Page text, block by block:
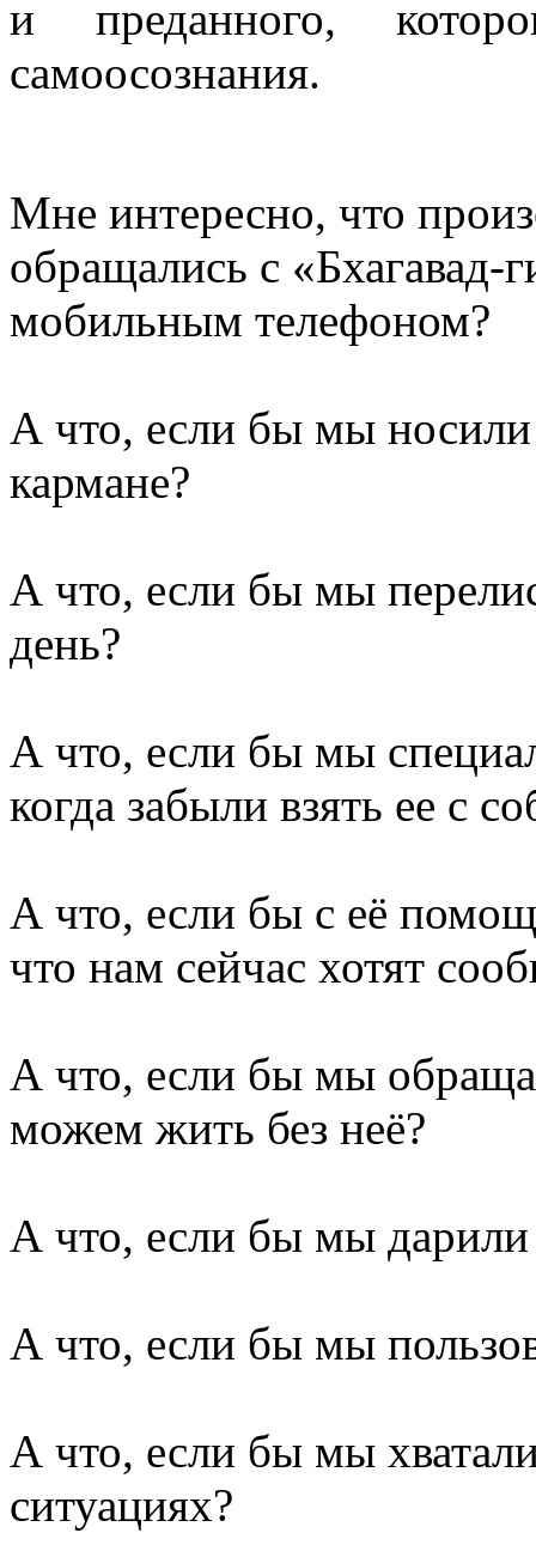
и преданного,
самоосознания.
Мне интересно, что
обращались с «Бхагавад-
мобильным телефоном?
А что, если бы мы носили
кармане?
А что, если бы мы
день?
А что, если бы мы
когда забыли взять ее с
А что, если бы с её
что нам сейчас хотят
А что, если бы мы
можем жить без неё?
А что, если бы мы
А что, если бы мы
А что, если бы мы
ситуациях?